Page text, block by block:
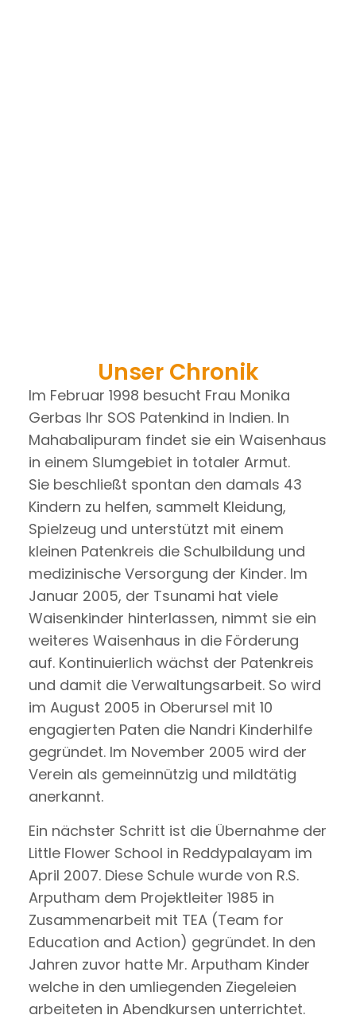
Unser Chronik
Im Februar 1998 besucht Frau Monika
Gerbas Ihr SOS Patenkind in Indien. In
Mahabalipuram findet sie ein Waisenhaus
in einem Slumgebiet in totaler Armut.
Sie beschließt spontan den damals 43
Kindern zu helfen, sammelt Kleidung,
Spielzeug und unterstützt mit einem
kleinen Patenkreis die Schulbildung und
medizinische Versorgung der Kinder. Im
Januar 2005, der Tsunami hat viele
Waisenkinder hinterlassen, nimmt sie ein
weiteres Waisenhaus in die Förderung
auf. Kontinuierlich wächst der Patenkreis
und damit die Verwaltungsarbeit. So wird
im August 2005 in Oberursel mit 10
engagierten Paten die Nandri Kinderhilfe
gegründet. Im November 2005 wird der
Verein als gemeinnützig und mildtätig
anerkannt.
Ein nächster Schritt ist die Übernahme der
Little Flower School in Reddypalayam im
April 2007. Diese Schule wurde von R.S.
Arputham dem Projektleiter 1985 in
Zusammenarbeit mit TEA (Team for
Education and Action) gegründet. In den
Jahren zuvor hatte Mr. Arputham Kinder
welche in den umliegenden Ziegeleien
arbeiteten in Abendkursen unterrichtet.